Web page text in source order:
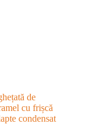
de
cu frișcă
condensat